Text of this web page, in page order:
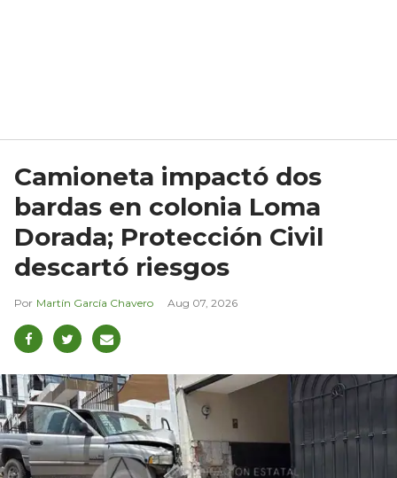
Camioneta impactó dos
bardas en colonia Loma
Dorada; Protección Civil
descartó riesgos
Martín García Chavero Aug 07, 2026